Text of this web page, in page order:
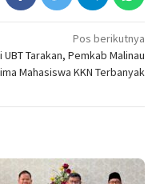
Pos berikutnya
Tarakan, Pemkab Malinau
Mahasiswa KKN Terbanyak